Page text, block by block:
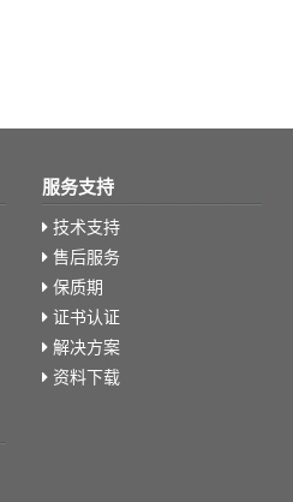
服务支持
技术支持
售后服务
保质期
证书认证
解决方案
资料下载